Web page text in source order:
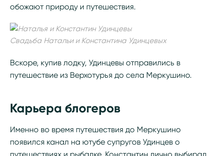
обожают природу и путешествия.
Свадьба Натальи и Константина Удинцевых
Вскоре, купив лодку, Удинцевы отправились в
путешествие из Верхотурья до села Меркушино.
Карьера блогеров
Именно во время путешествия до Меркушино
появился канал на ютубе супругов Удинцев о